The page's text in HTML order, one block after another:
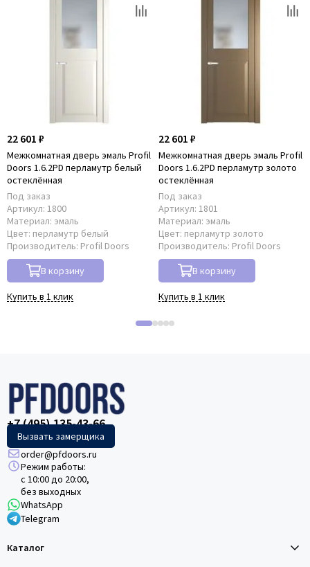
22 601 ₽
Межкомнатная дверь эмаль Profil
Doors 1.6.2PD перламутр белый
остеклённая
Под заказ
Артикул: 1800
Материал: эмаль
Цвет: перламутр белый
Производитель: Profil Doors
В корзину
Купить в 1 клик
22 601 ₽
Межкомнатная дверь эмаль Profil
Doors 1.6.2PD перламутр золото
остеклённая
Под заказ
Артикул: 1801
Материал: эмаль
Цвет: перламутр золото
Производитель: Profil Doors
В корзину
Купить в 1 клик
+7 (495) 135-43-66
Вызвать замерщика
order@pfdoors.ru
Режим работы:
с 10:00 до 20:00,
без выходных
WhatsApp
Telegram
Каталог